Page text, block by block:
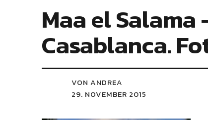
Maa el
Casablanca.
VON ANDREA
29. NOVEMBER 2015